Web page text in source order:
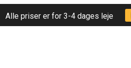
Alle priser er for 3-4 dages leje